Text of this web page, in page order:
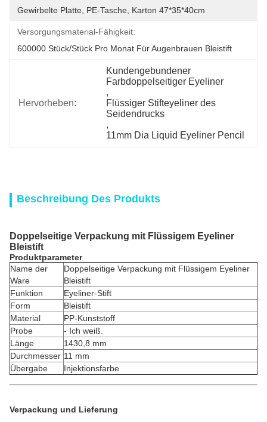
Gewirbelte Platte, PE-Tasche, Karton 47*35*40cm
Versorgungsmaterial-Fähigkeit:
600000 Stück/Stück Pro Monat Für Augenbrauen Bleistift
Hervorheben:
Kundengebundener
Farbdoppelseitiger Eyeliner
,
Flüssiger Stifteyeliner des
Seidendrucks
,
11mm Dia Liquid Eyeliner Pencil
Beschreibung Des Produkts
Doppelseitige Verpackung mit Flüssigem Eyeliner
Bleistift
Produktparameter
Name der
Ware
Doppelseitige Verpackung mit Flüssigem Eyeliner
Bleistift
Funktion
Eyeliner-Stift
Form
Bleistift
Material
PP-Kunststoff
Probe
- Ich weiß.
Länge
1430,8 mm
Durchmesser 11 mm
Übergabe
Injektionsfarbe
Verpackung und Lieferung